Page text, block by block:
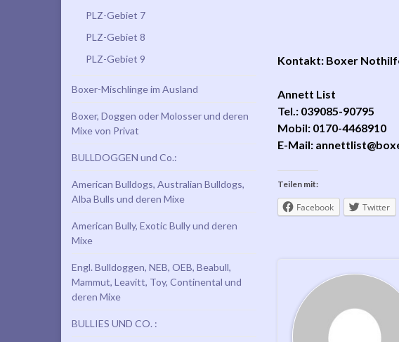
Kontakt: Boxer
Annett List
Tel.: 039085-90795
Mobil: 0170-4468910
E-Mail:
Teilen mit:
Facebook Twitter
PLZ-Gebiet 7
PLZ-Gebiet 8
PLZ-Gebiet 9
Boxer-Mischlinge im Ausland
Boxer, Doggen oder Molosser und deren
Mixe von Privat
BULLDOGGEN und Co.:
American Bulldogs, Australian Bulldogs,
Alba Bulls und deren Mixe
American Bully, Exotic Bully und deren
Mixe
Engl. Bulldoggen, NEB, OEB, Beabull,
Mammut, Leavitt, Toy, Continental und
deren Mixe
BULLIES UND CO. :